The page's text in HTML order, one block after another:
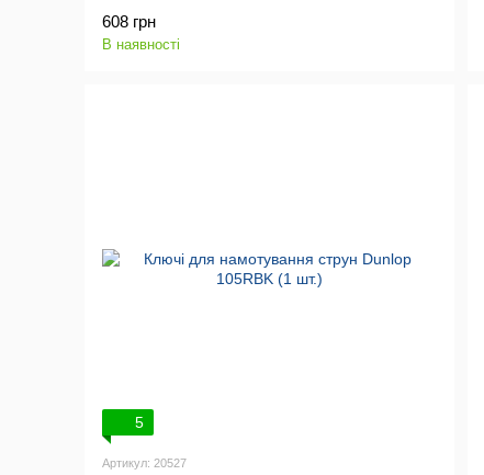
608 грн
В наявності
5
Артикул: 20527